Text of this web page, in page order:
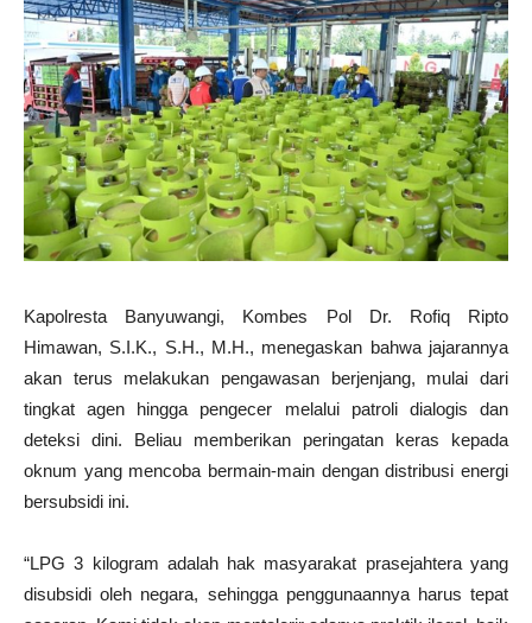
Kapolresta Banyuwangi, Kombes Pol Dr. Rofiq Ripto
Himawan, S.I.K., S.H., M.H., menegaskan bahwa jajarannya
akan terus melakukan pengawasan berjenjang, mulai dari
tingkat agen hingga pengecer melalui patroli dialogis dan
deteksi dini. Beliau memberikan peringatan keras kepada
oknum yang mencoba bermain-main dengan distribusi energi
bersubsidi ini.
“LPG 3 kilogram adalah hak masyarakat prasejahtera yang
disubsidi oleh negara, sehingga penggunaannya harus tepat